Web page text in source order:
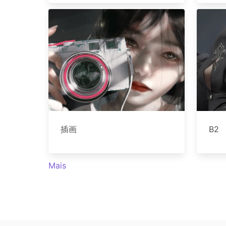
插画 B2
Mais